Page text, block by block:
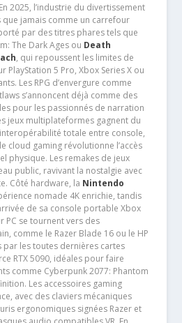
2025, l’industrie du divertissement
que jamais comme un carrefour
par des titres phares tels que
The Dark Ages ou Death
, qui repoussent les limites de
PlayStation 5 Pro, Xbox Series X ou
Les RPG d’envergure comme
s’annoncent déjà comme des
pour les passionnés de narration
jeux multiplateformes gagnent du
totale entre console,
cloud gaming révolutionne l’accès
physique. Les remakes de jeux
public, ravivant la nostalgie avec
Côté hardware, la Nintendo
nomade 4K enrichie, tandis
de sa console portable Xbox
PC se tournent vers des
comme le Razer Blade 16 ou le HP
par les toutes dernières cartes
RTX 5090, idéales pour faire
comme Cyberpunk 2077: Phantom
Les accessoires gaming
avec des claviers mécaniques
ergonomiques signées Razer et